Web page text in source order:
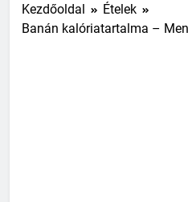
Kezdőoldal
Ételek
Banán kalóriatartalma –